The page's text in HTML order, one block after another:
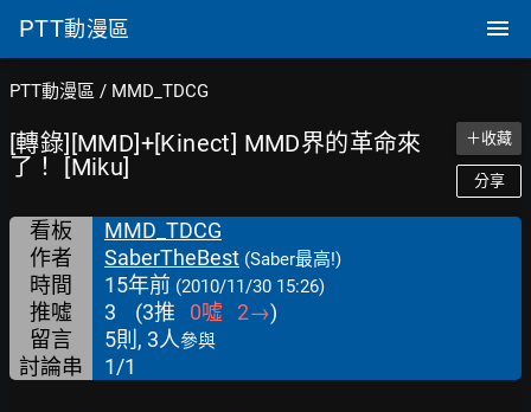
PTT動漫區
PTT動漫區 / MMD_TDCG
[轉錄][MMD]+[Kinect] MMD界的革命來
了！ [Miku]
＋收藏
分享
看板
MMD_TDCG
作者
SaberTheBest (Saber最高!)
時間 15年前 (2010/11/30 15:26)
推噓 3 (3推 0噓 2→)
留言
5則, 3人參與
討論串 1/1